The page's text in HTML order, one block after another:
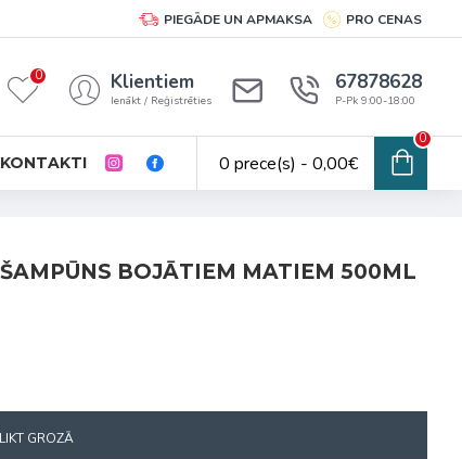
PIEGĀDE UN APMAKSA PRO CENAS
0 Klientiem
Ienākt / Reģistrēties
67878628
P-Pk 9:00-18:00
KONTAKTI 0 prece(s) - 0,00€
0
BOJĀTIEM MATIEM 500ML
GROZĀ